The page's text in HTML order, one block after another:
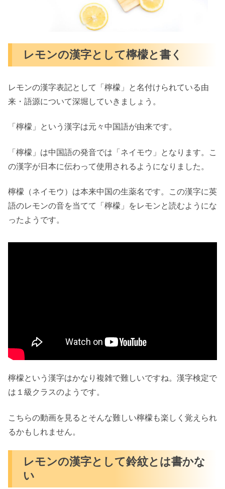
レモンの漢字として檸檬と書く
レモンの漢字表記として「檸檬」と名付けられている由
来・語源について深堀していきましょう。
「檸檬」という漢字は元々中国語が由来です。
「檸檬」は中国語の発音では「ネイモウ」となります。こ
の漢字が日本に伝わって使用されるようになりました。
檸檬（ネイモウ）は本来中国の生薬名です。この漢字に英
語のレモンの音を当てて「檸檬」をレモンと読むようにな
ったようです。
檸檬という漢字はかなり複雑で難しいですね。漢字検定で
は１級クラスのようです。
こちらの動画を見るとそんな難しい檸檬も楽しく覚えられ
るかもしれません。
レモンの漢字として鈴紋とは書かな
い